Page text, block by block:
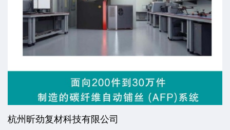
杭州昕劲复材科技有限公司